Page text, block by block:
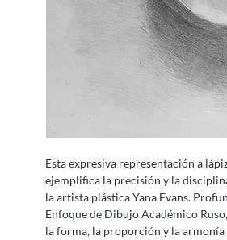
Esta expresiva representación a
ejemplifica la precisión y la
la artista plástica Yana Evans.
Enfoque de Dibujo Académico
la forma, la proporción y la